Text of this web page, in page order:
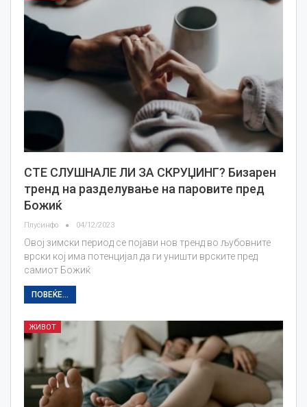
СТЕ СЛУШНАЛЕ ЛИ ЗА СКРУЏИНГ? Бизарен
тренд на разделување на паровите пред
Божиќ
Плусинфо 04/12/2023
Овој зимски период се појави нов тренд во љубовните
врски кој има потенцијал да ги уништи врските пред
самиот Божиќ
ПОВЕЌЕ...
ЖИВОТ